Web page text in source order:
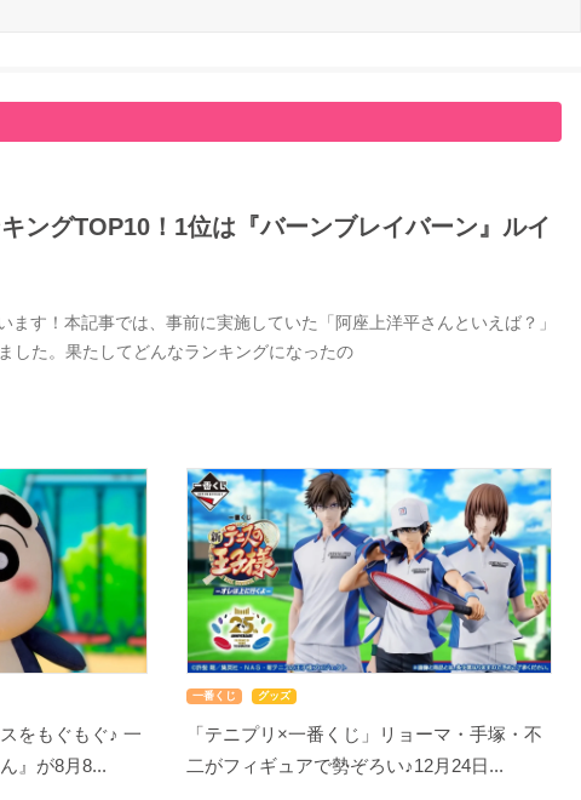
ングTOP10！1位は『バーンブレイバーン』ルイ
す！本記事では、事前に実施していた「阿座上洋平さんといえば？」
した。果たしてどんなランキングになったの
をもぐもぐ♪ 一
』が8月8...
一番くじ グッズ
「テニプリ×一番くじ」リョーマ・手塚・不
二がフィギュアで勢ぞろい♪12月24日...